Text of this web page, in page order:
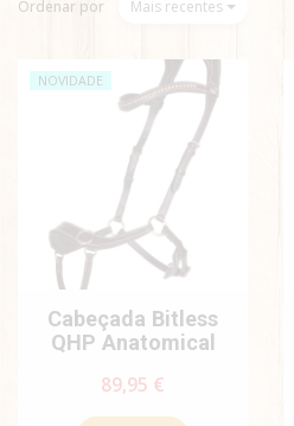
Ordenar por Mais recentes
NOVIDADE
Cabeçada Bitless
QHP Anatomical
89,95 €